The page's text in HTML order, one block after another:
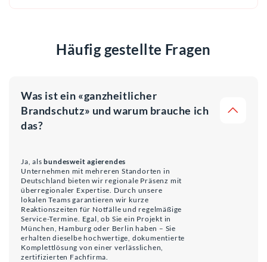
Häufig gestellte Fragen
Was ist ein «ganzheitlicher
Brandschutz» und warum brauche ich
das?
Ja, alsbundesweit agierendes
Unternehmen mit mehreren Standorten in
Deutschland bieten wir regionale Präsenz mit
überregionaler Expertise. Durch unsere
lokalen Teams garantieren wir kurze
Reaktionszeiten für Notfälle und regelmäßige
Service-Termine. Egal, ob Sie ein Projekt in
München, Hamburg oder Berlin haben – Sie
erhalten dieselbe hochwertige, dokumentierte
Komplettlösung von einer verlässlichen,
zertifizierten Fachfirma.